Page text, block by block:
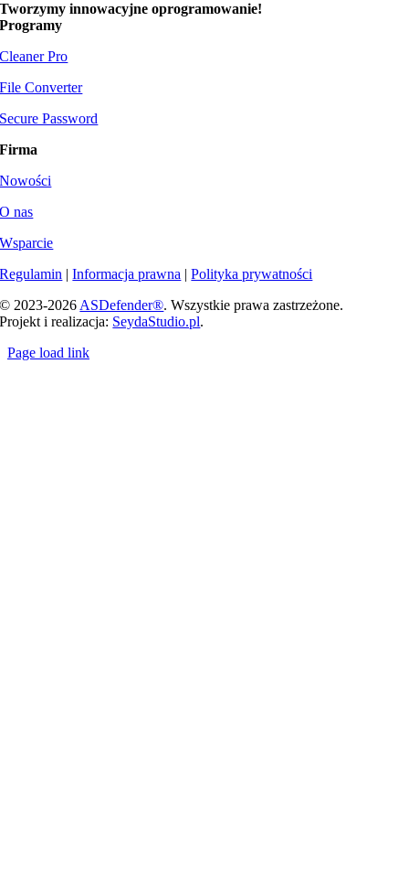
Tworzymyinnowacyjne oprogramowanie!
Programy
Cleaner Pro
File Converter
Secure Password
Firma
Nowości
O nas
Wsparcie
Regulamin |Informacja prawna |Polityka prywatności
© 2023-2026 ASDefender®. Wszystkie prawa zastrzeżone.
Projekt i realizacja: SeydaStudio.pl.
Page load link